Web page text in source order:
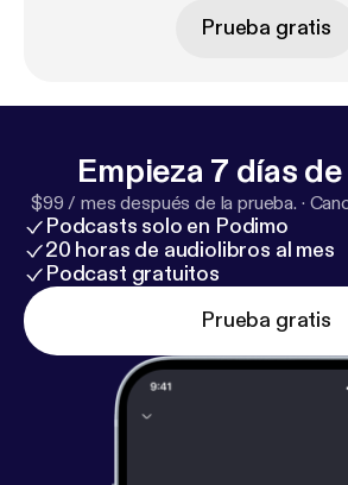
Prueba gratis
Empieza 7 días
$99 / mes después de la prueba. ·
Podcasts solo en Podimo
20 horas de audiolibros al mes
Podcast gratuitos
Prueba gratis